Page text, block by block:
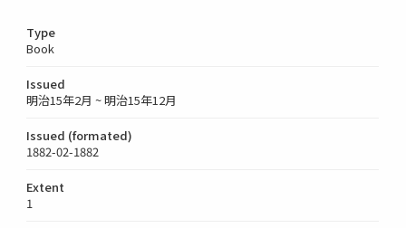
Type
Book
Issued
明治15年2月 ~ 明治15年12月
Issued (formated)
1882-02-1882
Extent
1